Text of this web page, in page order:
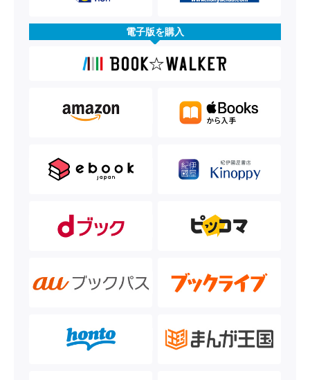
電子版を購入